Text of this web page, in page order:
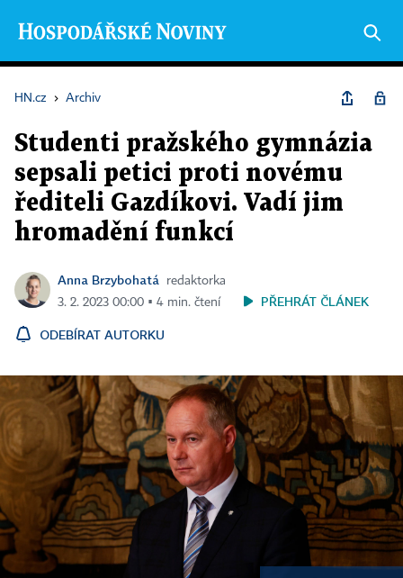
HN.cz › Archiv
Studenti pražského gymnázia
sepsali petici proti novému
řediteli Gazdíkovi. Vadí jim
hromadění funkcí
Anna Brzybohatá
redaktorka
3. 2. 2023 00:00 ▪ 4 min. čtení
PŘEHRÁT ČLÁNEK
ODEBÍRAT AUTORKU